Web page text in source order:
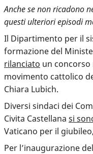
Anche se non ricadono
questi ulteriori episodi
Il Dipartimento per il
formazione del
rilanciato un concorso
movimento cattolico
Chiara Lubich.
Diversi sindaci dei
Civita Castellana si
Vaticano per il
Per l’inaugurazione